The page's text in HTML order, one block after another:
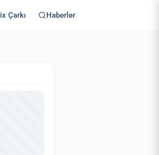
Çarkı Haberler